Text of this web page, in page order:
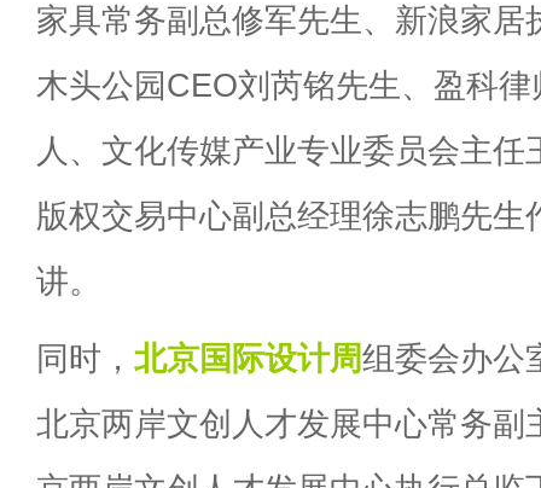
家具常务副总修军先生、新浪家居
木头公园CEO刘芮铭先生、盈科
人、文化传媒产业专业委员会主任
版权交易中心副总经理徐志鹏先生
讲。
同时， 北京国际设计周组委会办公
北京两岸文创人才发展中心常务副